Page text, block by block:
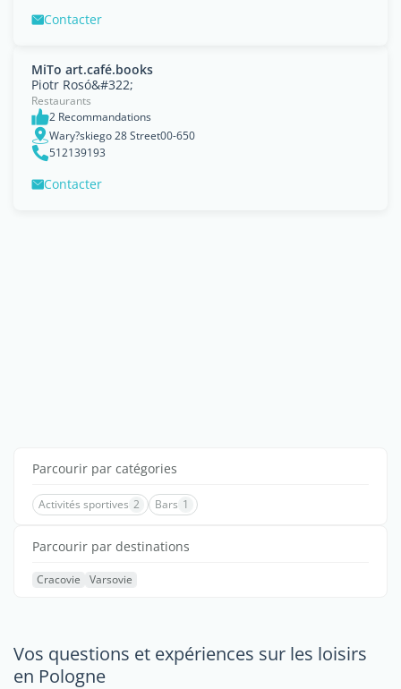
Contacter
MiTo art.café.books
Piotr Rosó&#322;
Restaurants
2 Recommandations
Wary?skiego 28 Street00-650
512139193
Contacter
Parcourir par catégories
Activités sportives 2 Bars 1
Parcourir par destinations
Cracovie Varsovie
Vos questions et expériences sur les loisirs
en Pologne